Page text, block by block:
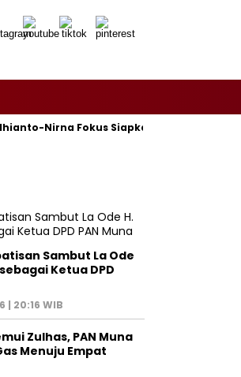
Fokus Siapkan Bukti di MK
Sambut La Ode
Ketua DPD
| 20:16 WIB
Zulhas, PAN Muna
Menuju Empat